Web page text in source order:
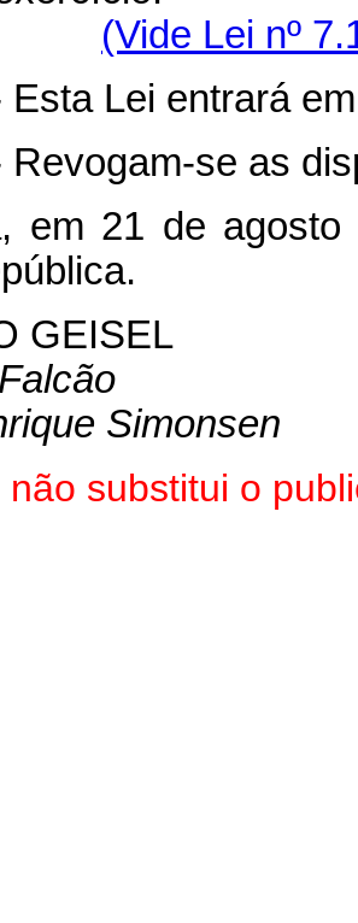
(Vide Lei nº
Esta Lei entrará
Revogam-se as
em 21 de
GEISEL
Simonsen
não substitui o